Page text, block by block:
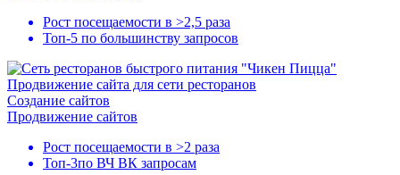
Рост посещаемости в >2,5 раза
Топ-5 по большинству запросов
Продвижение сайта для сети ресторанов
Создание сайтов
Продвижение сайтов
Рост посещаемости в >2 раза
Топ-3по ВЧ ВК запросам